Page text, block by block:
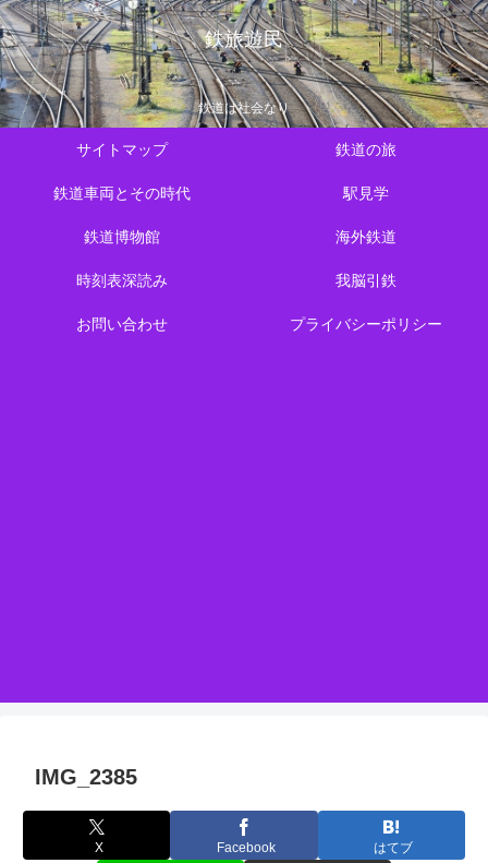
鉄旅遊民
鉄道は社会なり
サイトマップ 鉄道の旅
鉄道車両とその時代 駅見学
鉄道博物館 海外鉄道
時刻表深読み 我脳引鉄
お問い合わせ プライバシーポリシー
IMG_2385
X Facebook はてブ